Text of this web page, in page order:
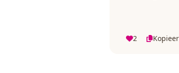
2 Kopieer